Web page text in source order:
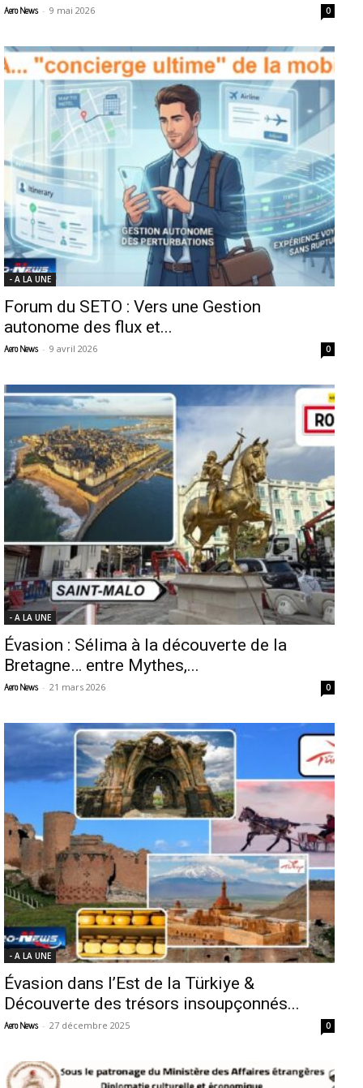
Aero News - 9 mai 2026 0
- A LA UNE
Forum du SETO : Vers une Gestion
autonome des flux et...
Aero News - 9 avril 2026 0
- A LA UNE
Évasion : Sélima à la découverte de la
Bretagne… entre Mythes,...
Aero News - 21 mars 2026 0
- A LA UNE
Évasion dans l’Est de la Türkiye &
Découverte des trésors insoupçonnés...
Aero News - 27 décembre 2025 0